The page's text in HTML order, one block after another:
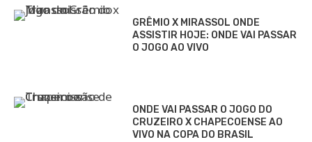
GRÊMIO X MIRASSOL ONDE
ASSISTIR HOJE: ONDE VAI PASSAR
O JOGO AO VIVO
ONDE VAI PASSAR O JOGO DO
CRUZEIRO X CHAPECOENSE AO
VIVO NA COPA DO BRASIL